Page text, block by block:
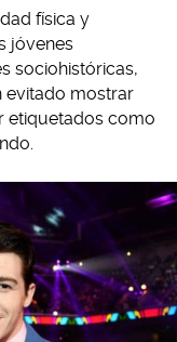
física y
jóvenes
sociohistóricas,
evitado mostrar
etiquetados como